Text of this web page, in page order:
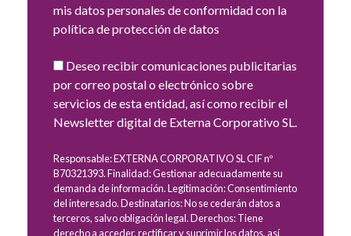
mis datos personales de conformidad con la
política de protección de datos
Deseo recibir comunicaciones publicitarias
por correo postal o electrónico sobre
servicios de esta entidad, así como recibir el
Newsletter digital de Externa Corporativo SL.
Responsable: EXTERNA CORPORATIVO SL CIF nº
B70321393. Finalidad: Gestionar adecuadamente su
demanda de información. Legitimación: Consentimiento
del interesado. Destinatarios: No se cederán datos a
terceros, salvo obligación legal. Derechos: Tiene
derecho a acceder, rectificar y suprimir los datos, así